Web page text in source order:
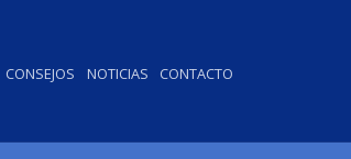
CONSEJOS NOTICIAS CONTACTO